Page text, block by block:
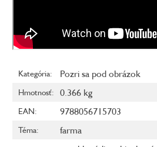
Kategória: Pozri sa pod obrázok
Hmotnosť: 0.366 kg
EAN: 9788056715703
Téma: farma